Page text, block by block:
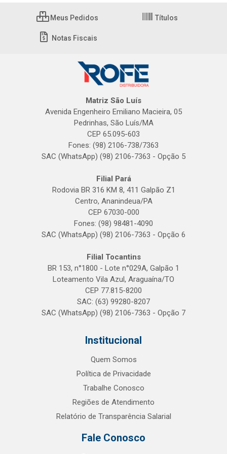
Meus Pedidos Títulos
Notas Fiscais
Matriz São Luís
Avenida Engenheiro Emiliano Macieira, 05
Pedrinhas, São Luís/MA
CEP 65.095-603
Fones: (98) 2106-738/7363
SAC (WhatsApp) (98) 2106-7363 - Opção 5
Filial Pará
Rodovia BR 316 KM 8, 411 Galpão Z1
Centro, Ananindeua/PA
CEP 67030-000
Fones: (98) 98481-4090
SAC (WhatsApp) (98) 2106-7363 - Opção 6
Filial Tocantins
BR 153, n°1800 - Lote n°029A, Galpão 1
Loteamento Vila Azul, Araguaína/TO
CEP 77.815-8200
SAC: (63) 99280-8207
SAC (WhatsApp) (98) 2106-7363 - Opção 7
Institucional
Quem Somos
Política de Privacidade
Trabalhe Conosco
Regiões de Atendimento
Relatório de Transparência Salarial
Fale Conosco